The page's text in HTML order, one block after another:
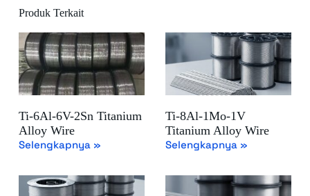
Produk Terkait
Ti-6Al-6V-2Sn Titanium
Alloy Wire
Selengkapnya »
Ti-8Al-1Mo-1V
Titanium Alloy Wire
Selengkapnya »